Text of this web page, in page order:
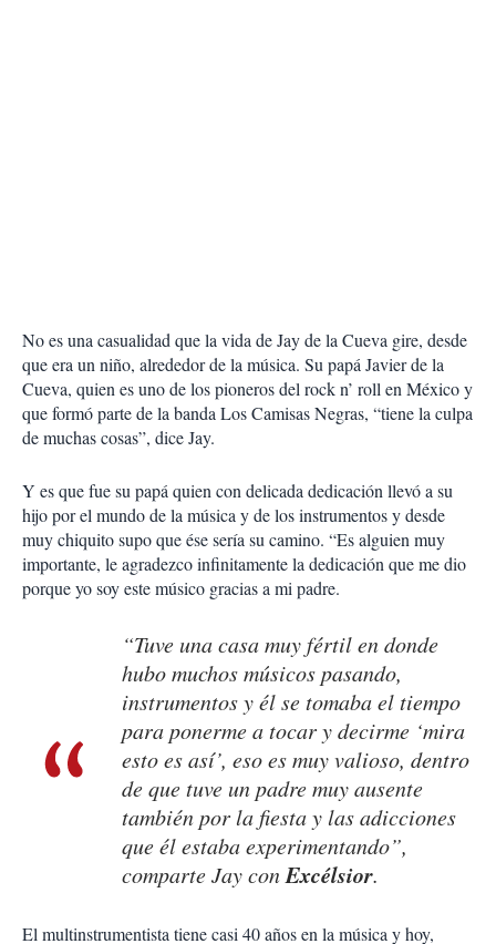
No es una casualidad que la vida de Jay de la Cueva gire, desde
que era un niño, alrededor de la música. Su papá Javier de la
Cueva, quien es uno de los pioneros del rock n’ roll en México y
que formó parte de la banda Los Camisas Negras, “tiene la culpa
de muchas cosas”, dice Jay.
Y es que fue su papá quien con delicada dedicación llevó a su
hijo por el mundo de la música y de los instrumentos y desde
muy chiquito supo que ése sería su camino. “Es alguien muy
importante, le agradezco infinitamente la dedicación que me dio
porque yo soy este músico gracias a mi padre.
“Tuve una casa muy fértil en donde
hubo muchos músicos pasando,
instrumentos y él se tomaba el tiempo
para ponerme a tocar y decirme ‘mira
esto es así’, eso es muy valioso, dentro
de que tuve un padre muy ausente
también por la fiesta y las adicciones
que él estaba experimentando”,
comparte Jay conExcélsior.
El multinstrumentista tiene casi 40 años en la música y hoy,